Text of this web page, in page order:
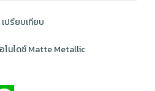
เปรียบเทียบ
อโนไดซ์ Matte Metallic